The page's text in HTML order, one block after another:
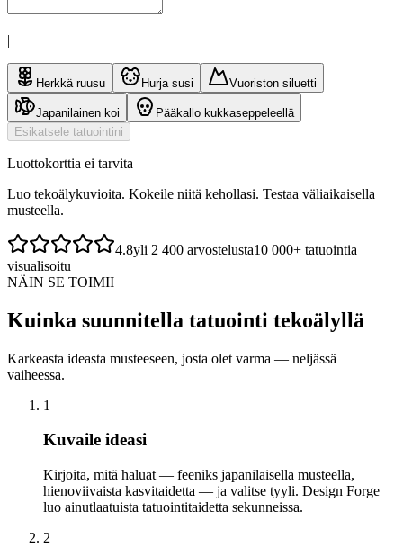
|
Herkkä ruusu Hurja susi Vuoriston siluetti
Japanilainen koi
Pääkallo kukkaseppeleellä
Esikatsele tatuointini
Luottokorttia ei tarvita
Luo tekoälykuvioita. Kokeile niitä kehollasi. Testaa väliaikaisella
musteella.
4.8yli 2 400 arvostelusta10 000+ tatuointia
visualisoitu
NÄIN SE TOIMII
Kuinka suunnitella tatuointi tekoälyllä
Karkeasta ideasta musteeseen, josta olet varma — neljässä
vaiheessa.
1
Kuvaile ideasi
Kirjoita, mitä haluat — feeniks japanilaisella musteella,
hienoviivaista kasvitaidetta — ja valitse tyyli. Design Forge
luo ainutlaatuista tatuointitaidetta sekunneissa.
2